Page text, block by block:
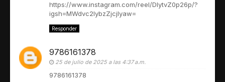
https://www.instagram.com/reel/DIytvZ0p26p/?
igsh=MWdvc2lybzZjcjIyaw=
Responder
9786161378
25 de julio de 2025 a las 4:37 a.m.
9786161378